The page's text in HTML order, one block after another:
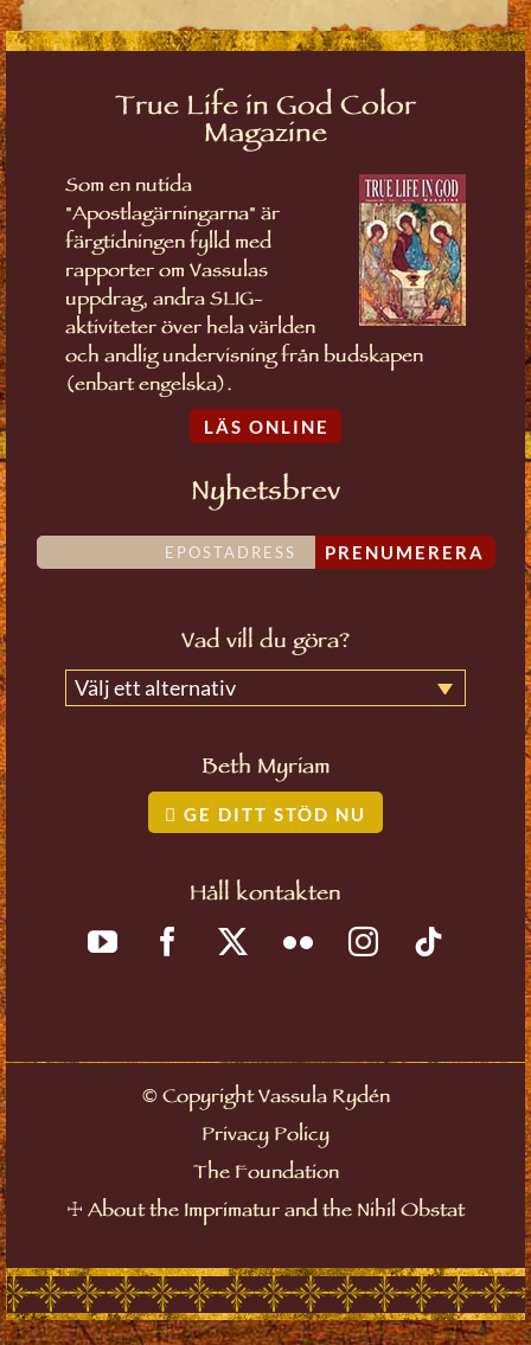
True Life in God Color
Magazine
Som en nutida
"Apostlagärningarna" är
färgtidningen fylld med
rapporter om Vassulas
uppdrag, andra SLIG-
aktiviteter över hela världen
och andlig undervisning från budskapen
(enbart engelska).
LÄS ONLINE
Nyhetsbrev
PRENUMERERA
Vad vill du göra?
Välj ett alternativ
Beth Myriam
GE DITT STÖD NU
Håll kontakten
©Copyright Vassula Rydén
Privacy Policy
The Foundation
☩ About the Imprimatur and the Nihil Obstat